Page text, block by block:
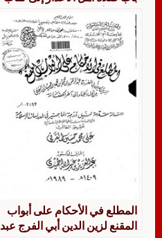
الجهاد لأبي محمد عبد الرحمن
بن عبيدان الحنبلي البعلي 734
هـ تحقيق ودراسة
المطلع في الأحكام على أبواب
المقنع لزين الدين أبي الفرج عبد